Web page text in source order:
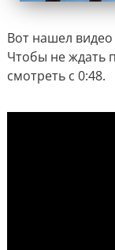
Вот нашел видео
Чтобы не ждать
смотреть с 0:48.